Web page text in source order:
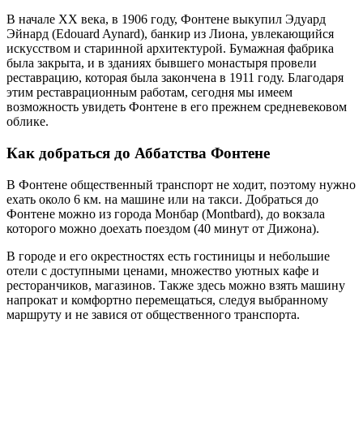
В начале XX века, в 1906 году, Фонтене выкупил Эдуард
Эйнард (Edouard Aynard), банкир из Лиона, увлекающийся
искусством и старинной архитектурой. Бумажная фабрика
была закрыта, и в зданиях бывшего монастыря провели
реставрацию, которая была закончена в 1911 году. Благодаря
этим реставрационным работам, сегодня мы имеем
возможность увидеть Фонтене в его прежнем средневековом
облике.
Как добраться до Аббатства Фонтене
В Фонтене общественный транспорт не ходит, поэтому нужно
ехать около 6 км. на машине или на такси. Добраться до
Фонтене можно из города Монбар (Montbard), до вокзала
которого можно доехать поездом (40 минут от Дижона).
В городе и его окрестностях есть гостиницы и небольшие
отели с доступными ценами, множество уютных кафе и
ресторанчиков, магазинов. Также здесь можно взять машину
напрокат и комфортно перемещаться, следуя выбранному
маршруту и не завися от общественного транспорта.